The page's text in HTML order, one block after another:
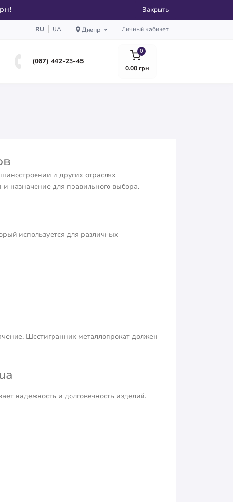
Закрыть
RU UA Днепр Личный кабинет
(067) 442-23-45
0
0.00 грн
и других отраслях
назначение для правильного выбора.
используется для различных
Шестигранник металлопрокат должен
надежность и долговечность изделий.